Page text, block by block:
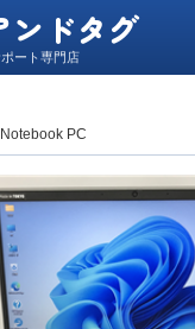
ンドタグ
ート専門店
PC